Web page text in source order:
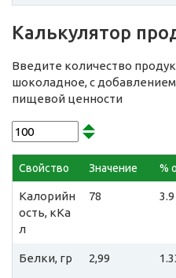
Калькулятор
Введите количество
шоколадное, с
пищевой ценности
Свойство Значение %
Калорийн
ость, кКа
л
78 3.9
Белки, гр 2,99